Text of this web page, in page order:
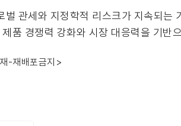
벌 관세와 지정학적 리스크가 지속되
품 경쟁력 강화와 시장 대응력을 기반
-재배포금지>